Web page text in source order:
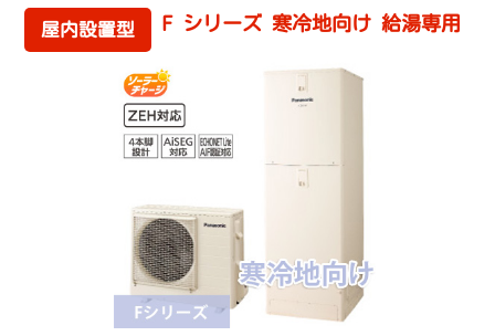
屋内設置型 F シリーズ 寒冷地向け 給湯専用